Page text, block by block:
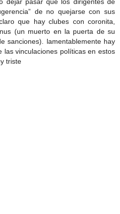
dejar pasar que los dirigentes de
de no quejarse con sus
que hay clubes con coronita,
(un muerto en la puerta de su
sanciones). lamentablemente hay
las vinculaciones políticas en estos
triste